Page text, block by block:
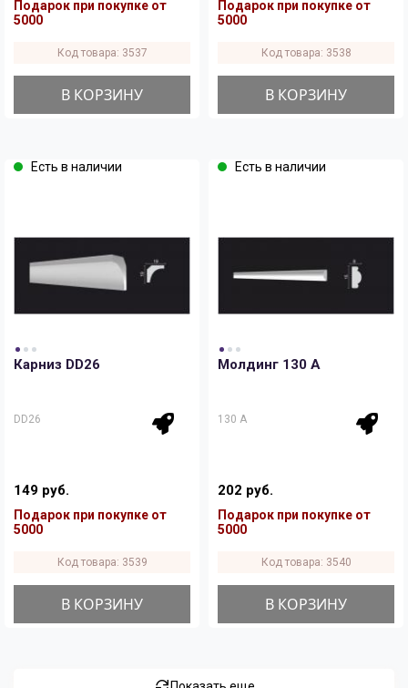
Подарок при покупке от
5000
Код товара: 3537
В КОРЗИНУ
Подарок при покупке от
5000
Код товара: 3538
В КОРЗИНУ
Есть в наличии
Карниз DD26
DD26
149 руб.
Подарок при покупке от
5000
Код товара: 3539
В КОРЗИНУ
Есть в наличии
Молдинг 130 A
130 A
202 руб.
Подарок при покупке от
5000
Код товара: 3540
В КОРЗИНУ